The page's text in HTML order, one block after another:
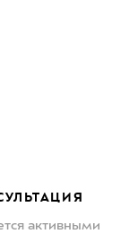
активными